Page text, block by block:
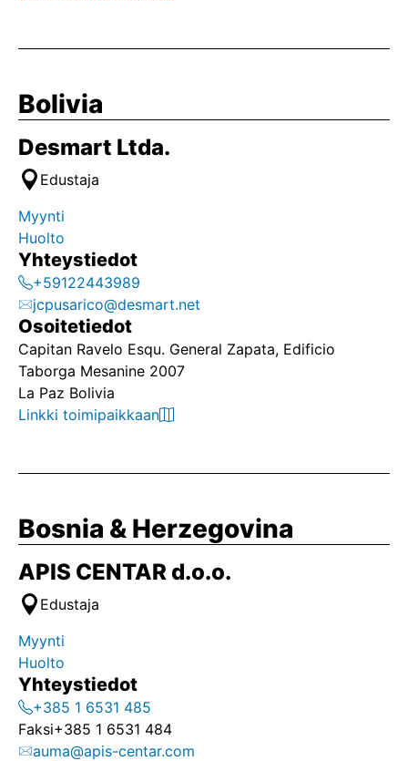
Bolivia
Desmart Ltda.
Edustaja
Myynti
Huolto
Yhteystiedot
+59122443989
jcpusarico@desmart.net
Osoitetiedot
Capitan Ravelo Esqu. General Zapata, Edificio
Taborga Mesanine 2007
La Paz Bolivia
Linkki toimipaikkaan
Bosnia & Herzegovina
APIS CENTAR d.o.o.
Edustaja
Myynti
Huolto
Yhteystiedot
+385 1 6531 485
Faksi+385 1 6531 484
auma@apis-centar.com